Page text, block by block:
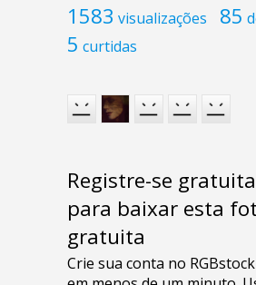
1583 visualizações 85
5 curtidas
Registre-se
para baixar esta
gratuita